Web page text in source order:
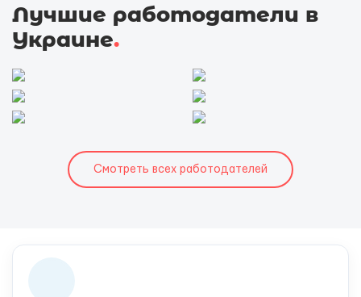
Лучшие работодатели в
Украине.
Смотреть всех работодателей